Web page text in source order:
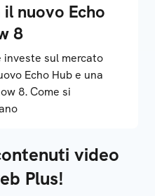
nuovo Echo
8
investe sul mercato
Echo Hub e una
8. Come si
video
Plus!